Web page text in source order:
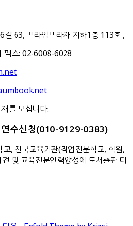
길 63, 프라임프라자 지하1층 113호 ,
팩스: 02-6008-6028
를 모십니다.
연수신청(010-9129-0383)
, 전국교육기관(직업전문학교, 학원,
및 교육전문인력양성에 도서출판 다